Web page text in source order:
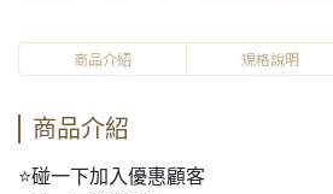
商品介紹 規格說明
商品介紹
⭐碰一下加入優惠顧客